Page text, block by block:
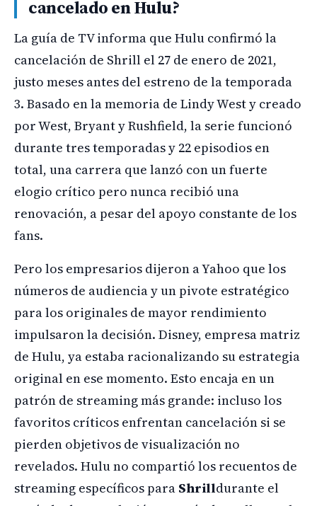
cancelado en Hulu?
La guía de TV informa que Hulu confirmó la
cancelación de Shrill el 27 de enero de 2021,
justo meses antes del estreno de la temporada
3. Basado en la memoria de Lindy West y creado
por West, Bryant y Rushfield, la serie funcionó
durante tres temporadas y 22 episodios en
total, una carrera que lanzó con un fuerte
elogio crítico pero nunca recibió una
renovación, a pesar del apoyo constante de los
fans.
Pero los empresarios dijeron a Yahoo que los
números de audiencia y un pivote estratégico
para los originales de mayor rendimiento
impulsaron la decisión. Disney, empresa matriz
de Hulu, ya estaba racionalizando su estrategia
original en ese momento. Esto encaja en un
patrón de streaming más grande: incluso los
favoritos críticos enfrentan cancelación si se
pierden objetivos de visualización no
revelados. Hulu no compartió los recuentos de
streaming específicos para Shrilldurante el